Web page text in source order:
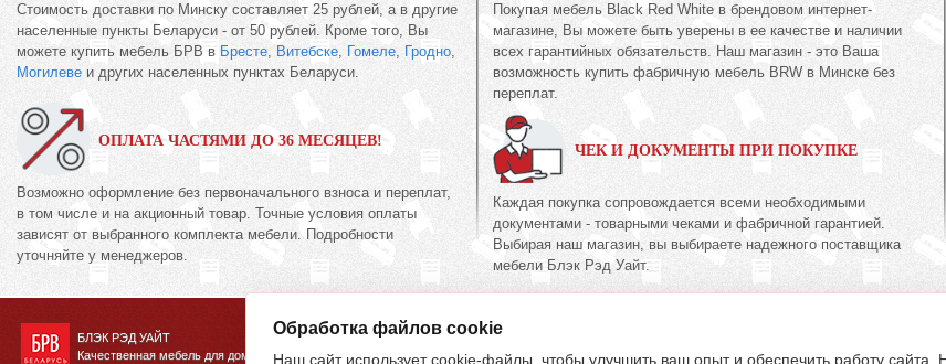
Стоимость доставки по Минску составляет 25 рублей, а в другие
населенные пункты Беларуси - от 50 рублей. Кроме того, Вы
можете купить мебель БРВ в Бресте, Витебске, Гомеле, Гродно,
Могилеве и других населенных пунктах Беларуси.
ОПЛАТА ЧАСТЯМИ ДО 36 МЕСЯЦЕВ!
Возможно оформление без первоначального взноса и переплат,
в том числе и на акционный товар. Точные условия оплаты
зависят от выбранного комплекта мебели. Подробности
уточняйте у менеджеров.
Покупая мебель Black Red White в брендовом интернет-
магазине, Вы можете быть уверены в ее качестве и наличии
всех гарантийных обязательств. Наш магазин - это Ваша
возможность купить фабричную мебель BRW в Минске без
переплат.
ЧЕК И ДОКУМЕНТЫ ПРИ ПОКУПКЕ
Каждая покупка сопровождается всеми необходимыми
документами - товарными чеками и фабричной гарантией.
Выбирая наш магазин, вы выбираете надежного поставщика
мебели Блэк Рэд Уайт.
БЛЭК РЭД УАЙТ
Качественная мебель для дома
Обработка файлов cookie
Наш сайт использует cookie-файлы, чтобы улучшить ваш опыт и обеспечить работу сайта.